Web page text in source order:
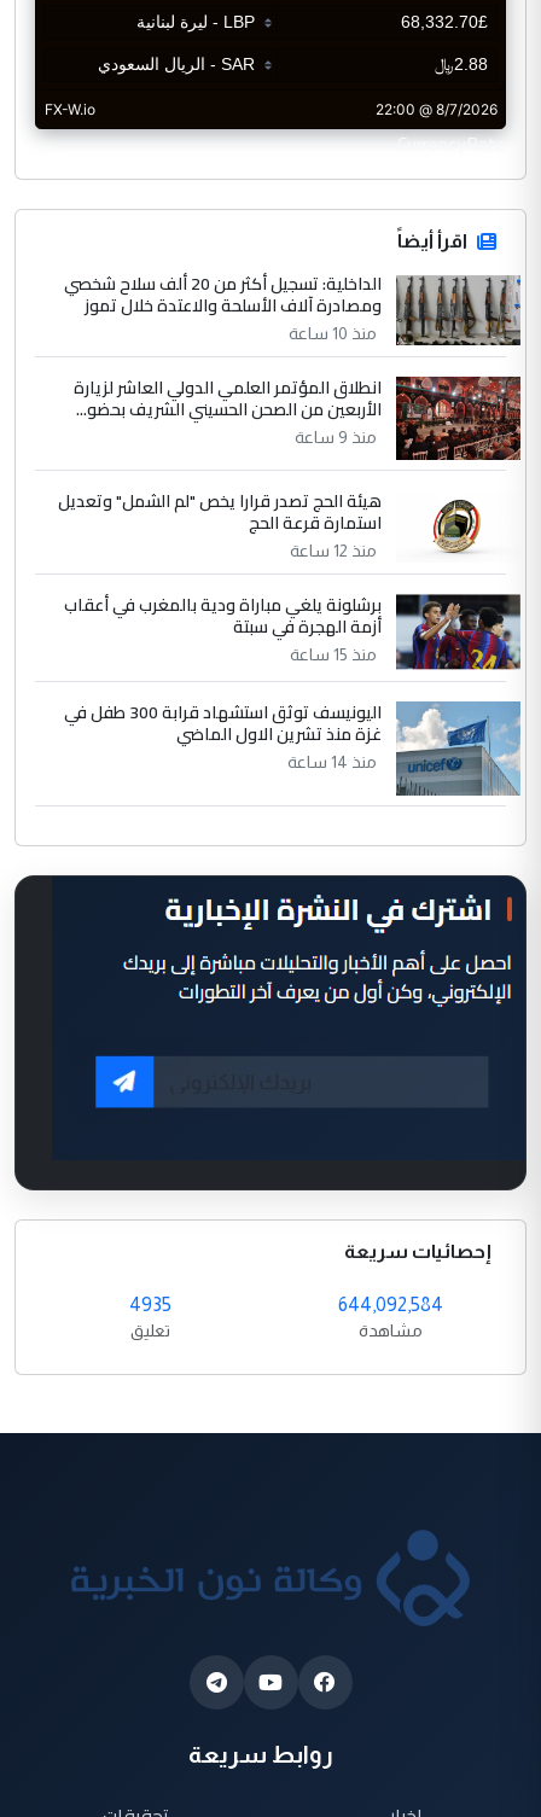
CurrencyRate
اقرأ أيضاً
الداخلية: تسجيل أكثر من 20 ألف سلاح شخصي
ومصادرة آلاف الأسلحة والاعتدة خلال تموز
منذ 10 ساعة
انطلاق المؤتمر العلمي الدولي العاشر لزيارة
الأربعين من الصحن الحسيني الشريف بحضو...
منذ 9 ساعة
هيئة الحج تصدر قرارا يخص "لم الشمل" وتعديل
استمارة قرعة الحج
منذ 12 ساعة
برشلونة يلغي مباراة ودية بالمغرب في أعقاب
أزمة الهجرة في سبتة
منذ 15 ساعة
اليونيسف توثق استشهاد قرابة 300 طفل في
غزة منذ تشرين الاول الماضي
منذ 14 ساعة
إحصائيات سريعة
644,092,584
مشاهدة
4935
تعليق
روابط سريعة